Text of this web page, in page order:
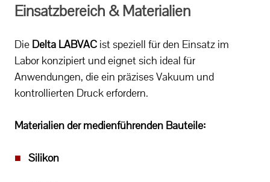
Einsatzbereich & Materialien
Die Delta LABVAC ist speziell für den Einsatz im
Labor konzipiert und eignet sich ideal für
Anwendungen, die ein präzises Vakuum und
kontrollierten Druck erfordern.
Materialien der medienführenden Bauteile:
■ Silikon